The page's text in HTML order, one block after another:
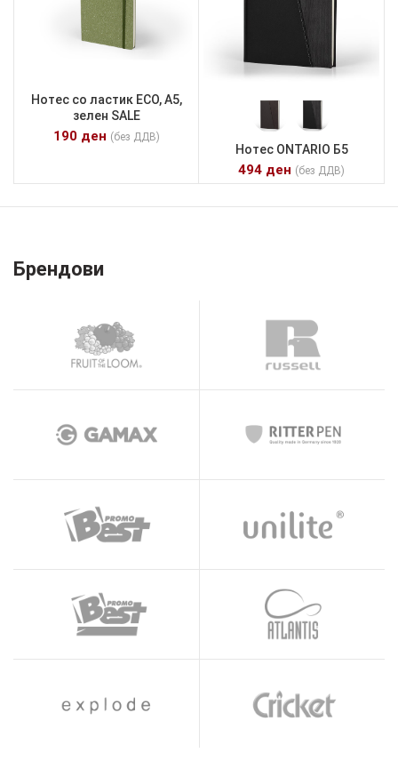
Нотес со ластик ECO, А5,
зелен SALE
190 ден (без ДДВ)
Нотес ONTARIO Б5
494 ден (без ДДВ)
Брендови